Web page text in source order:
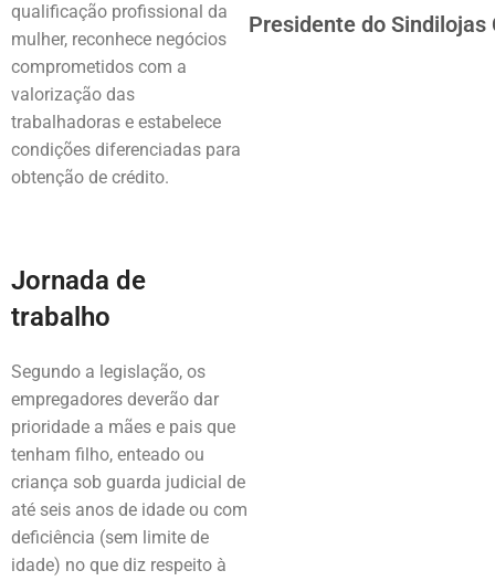
qualificação profissional da
mulher, reconhece negócios
comprometidos com a
valorização das
trabalhadoras e estabelece
condições diferenciadas para
obtenção de crédito.
Jornada de
trabalho
Segundo a legislação, os
empregadores deverão dar
prioridade a mães e pais que
tenham filho, enteado ou
criança sob guarda judicial de
até seis anos de idade ou com
deficiência (sem limite de
idade) no que diz respeito à
Presidente do